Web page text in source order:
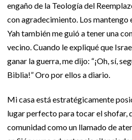
engaño de la Teología del
con agradecimiento. Los mantengo
Yah también me guió a tener una
vecino. Cuando le expliqué que
ganar la guerra, me dijo: “¡Oh, sí,
Biblia!” Oro por ellos a diario.
Mi casa está estratégicamente
lugar perfecto para tocar el shofar,
comunidad como un llamado de